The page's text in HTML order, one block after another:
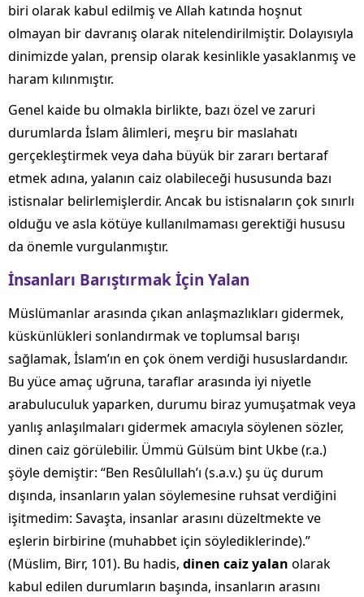
biri olarak kabul edilmiş ve Allah katında hoşnut
olmayan bir davranış olarak nitelendirilmiştir. Dolayısıyla
dinimizde yalan, prensip olarak kesinlikle yasaklanmış ve
haram kılınmıştır.
Genel kaide bu olmakla birlikte, bazı özel ve zaruri
durumlarda İslam âlimleri, meşru bir maslahatı
gerçekleştirmek veya daha büyük bir zararı bertaraf
etmek adına, yalanın caiz olabileceği hususunda bazı
istisnalar belirlemişlerdir. Ancak bu istisnaların çok sınırlı
olduğu ve asla kötüye kullanılmaması gerektiği hususu
da önemle vurgulanmıştır.
İnsanları Barıştırmak İçin Yalan
Müslümanlar arasında çıkan anlaşmazlıkları gidermek,
küskünlükleri sonlandırmak ve toplumsal barışı
sağlamak, İslam’ın en çok önem verdiği hususlardandır.
Bu yüce amaç uğruna, taraflar arasında iyi niyetle
arabuluculuk yaparken, durumu biraz yumuşatmak veya
yanlış anlaşılmaları gidermek amacıyla söylenen sözler,
dinen caiz görülebilir. Ümmü Gülsüm bint Ukbe (r.a.)
şöyle demiştir: “Ben Resûlullah’ı (s.a.v.) şu üç durum
dışında, insanların yalan söylemesine ruhsat verdiğini
işitmedim: Savaşta, insanlar arasını düzeltmekte ve
eşlerin birbirine (muhabbet için söylediklerinde).”
(Müslim, Birr, 101). Bu hadis, dinen caiz yalan olarak
kabul edilen durumların başında, insanların arasını